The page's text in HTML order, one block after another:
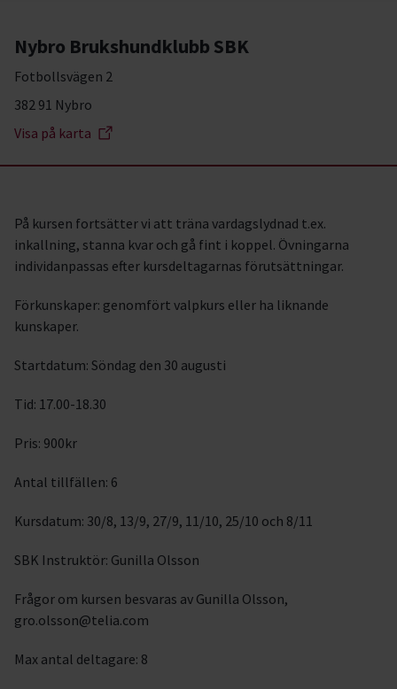
Nybro Brukshundklubb SBK
Fotbollsvägen 2
382 91 Nybro
Visa på karta
På kursen fortsätter vi att träna vardagslydnad t.ex.
inkallning, stanna kvar och gå fint i koppel. Övningarna
individanpassas efter kursdeltagarnas förutsättningar.
Förkunskaper: genomfört valpkurs eller ha liknande
kunskaper.
Startdatum: Söndag den 30 augusti
Tid: 17.00-18.30
Pris: 900kr
Antal tillfällen: 6
Kursdatum: 30/8, 13/9, 27/9, 11/10, 25/10 och 8/11
SBK Instruktör: Gunilla Olsson
Frågor om kursen besvaras av Gunilla Olsson,
gro.olsson@telia.com
Max antal deltagare: 8